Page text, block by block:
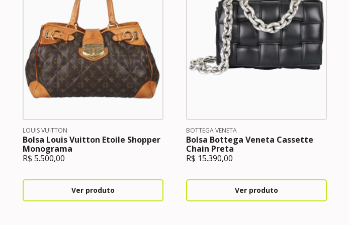
LOUIS VUITTON
Bolsa Louis Vuitton Etoile Shopper
Monograma
R$ 5.500,00
Ver produto
BOTTEGA VENETA
Bolsa Bottega Veneta Cassette
Chain Preta
R$ 15.390,00
Ver produto